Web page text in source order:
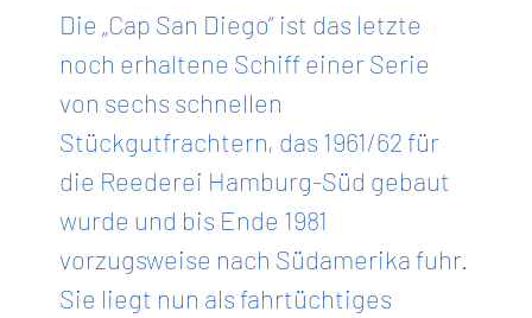
Die „Cap San Diego” ist das letzte
noch erhaltene Schiff einer Serie
von sechs schnellen
Stückgutfrachtern, das 1961/62 für
die Reederei Hamburg-Süd gebaut
wurde und bis Ende 1981
vorzugsweise nach Südamerika fuhr.
Sie liegt nun als fahrtüchtiges